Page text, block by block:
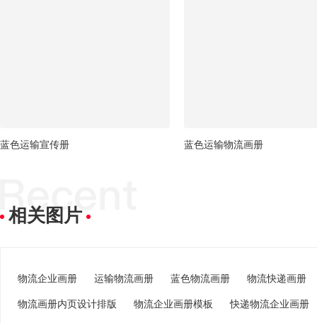
蓝色运输宣传册 蓝色运输物流画册
相关图片
物流企业画册 运输物流画册 蓝色物流画册 物流快递画册
物流画册内页设计排版 物流企业画册模板 快递物流企业画册